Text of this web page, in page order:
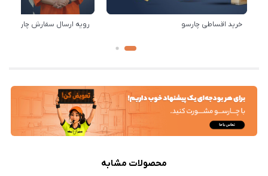
خرید اقساطی چارسو رویه ارسال سفارش چارسو
محصولات مشابه